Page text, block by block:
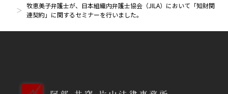
牧恵美子弁護士が、日本組織内弁護士協会（JILA）において「知財関
連契約」に関するセミナーを行いました。